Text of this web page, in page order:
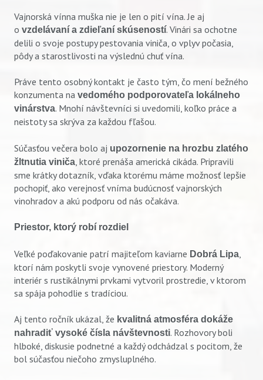
Vajnorská vínna muška nie je len o pití vína. Je aj
o vzdelávaní a zdieľaní skúseností. Vinári sa ochotne
delili o svoje postupy pestovania viniča, o vplyv počasia,
pôdy a starostlivosti na výslednú chuť vína.
Práve tento osobný kontakt je často tým, čo mení bežného
konzumenta na vedomého podporovateľa lokálneho
vinárstva. Mnohí návštevníci si uvedomili, koľko práce a
neistoty sa skrýva za každou fľašou.
Súčasťou večera bolo aj upozornenie na hrozbu zlatého
žltnutia viniča , ktoré prenáša americká cikáda. Pripravili
sme krátky dotazník, vďaka ktorému máme možnosť lepšie
pochopiť, ako verejnosť vníma budúcnosť vajnorských
vinohradov a akú podporu od nás očakáva.
Priestor, ktorý robí rozdiel
Veľké poďakovanie patrí majiteľom kaviarne Dobrá Lipa
ktorí nám poskytli svoje vynovené priestory. Moderný
interiér s rustikálnymi prvkami vytvoril prostredie, v ktorom
sa spája pohodlie s tradíciou.
Aj tento ročník ukázal, že kvalitná atmosféra dokáže
nahradiť vysoké čísla návštevnosti. Rozhovory boli
hlboké, diskusie podnetné a každý odchádzal s pocitom, že
bol súčasťou niečoho zmysluplného.